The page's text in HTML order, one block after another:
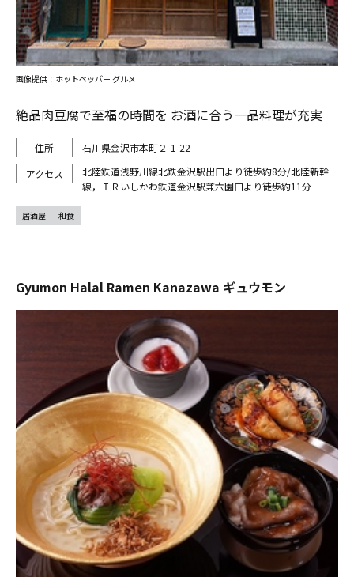
絶品肉豆腐で至福の時間を お酒に合う一品料理が充実
石川県金沢市本町２-1-22
北陸鉄道浅野川線北鉄金沢駅出口より徒歩約8分/北陸新幹
線，ＩＲいしかわ鉄道金沢駅兼六園口より徒歩約11分
画像提供：ホットペッパー グルメ
居酒屋 和食
Gyumon Halal Ramen Kanazawa ギュウモン